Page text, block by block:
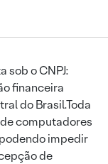
sob o CNPJ:
financeira
do Brasil.Toda
computadores
impedir
de